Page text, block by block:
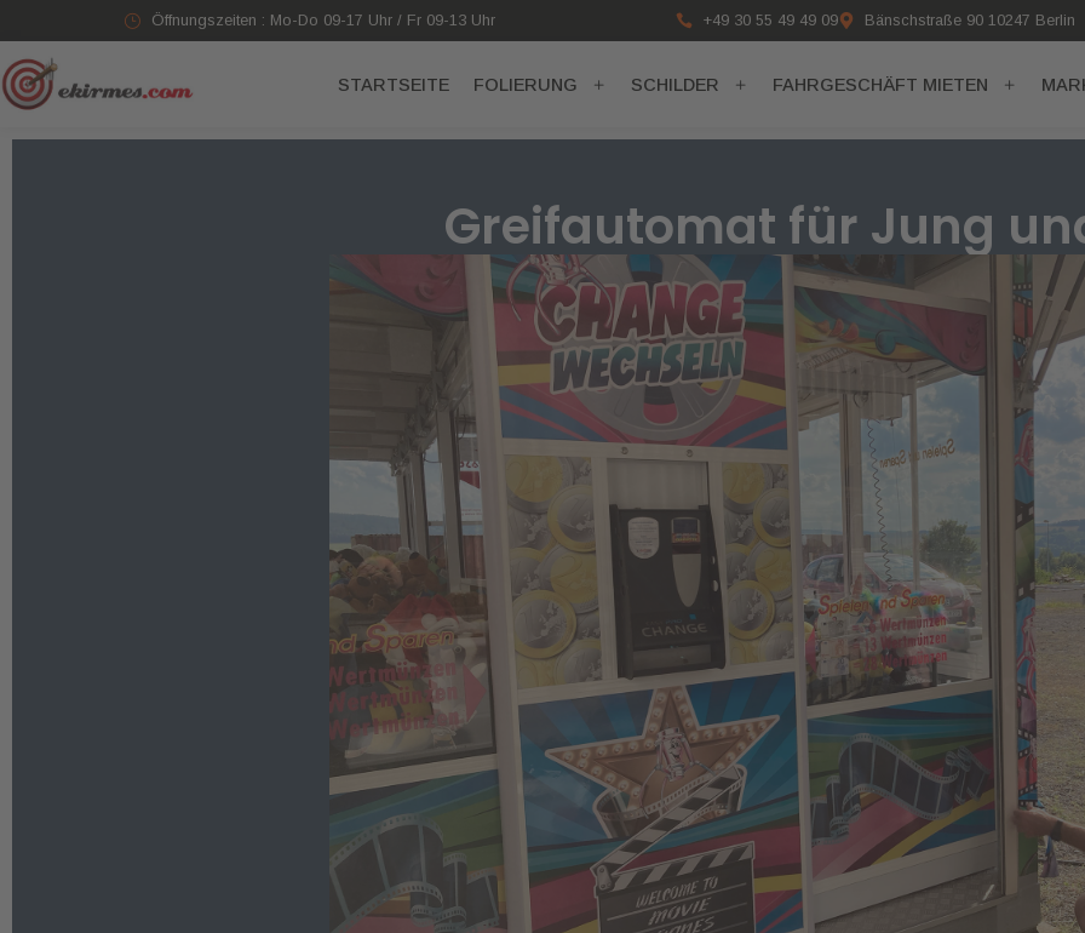
Öffnungszeiten : Mo-Do 09-17 Uhr / Fr 09-13 Uhr +49 30 55 49 49 09 Bänschstraße 90 10247 Berlin
STARTSEITE FOLIERUNG SCHILDER FAHRGESCHÄFT MIETEN
Greifautomat für Jung